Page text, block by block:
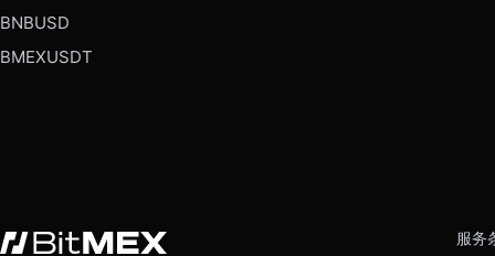
BNBUSD
BMEXUSDT
服务